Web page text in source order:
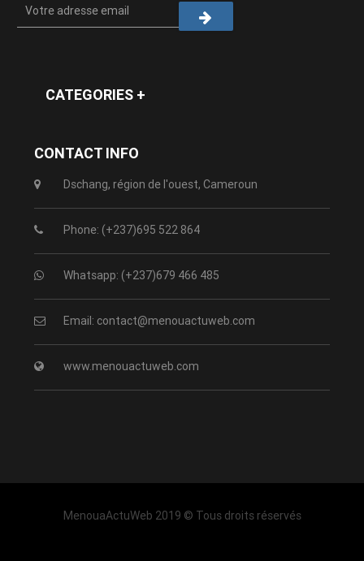
CATEGORIES +
CONTACT INFO
Dschang, région de l'ouest, Cameroun
Phone: (+237)695 522 864
Whatsapp: (+237)679 466 485
Email: contact@menouactuweb.com
www.menouactuweb.com
MenouaActuWeb 2019 © Tous droits réservés